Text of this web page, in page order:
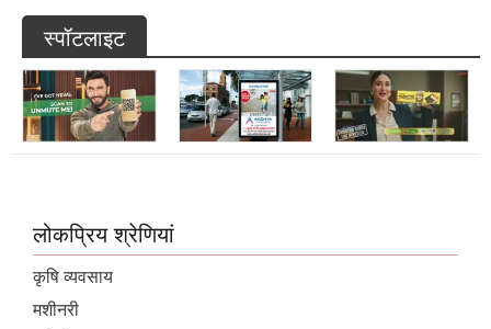
स्पॉटलाइट
कृषि व्यवसाय
मशीनरी
नई खोज